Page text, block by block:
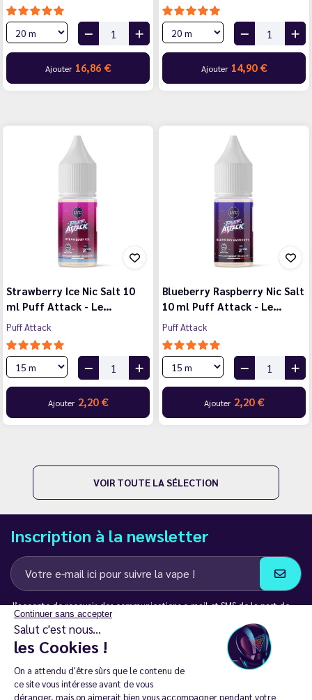
Continuer sans accepter
Salut c'est nous...
les Cookies !
On a attendu d'être sûrs que le contenu de
ce site vous intéresse avant de vous
déranger, mais on aimerait bien vous accompagner pendant votre
Ajouter 16,86 € Ajouter 14,90 €
Strawberry Ice Nic Salt 10
ml Puff Attack - Le…
Puff Attack
Ajouter 2,20 €
Blueberry Raspberry Nic Salt
10 ml Puff Attack - Le…
Puff Attack
Ajouter 2,20 €
VOIR TOUTE LA SÉLECTION
Inscription à la newsletter
J’accepte de recevoir des communications e-mail et SMS de la part de
LD Groupe
Restez en contact